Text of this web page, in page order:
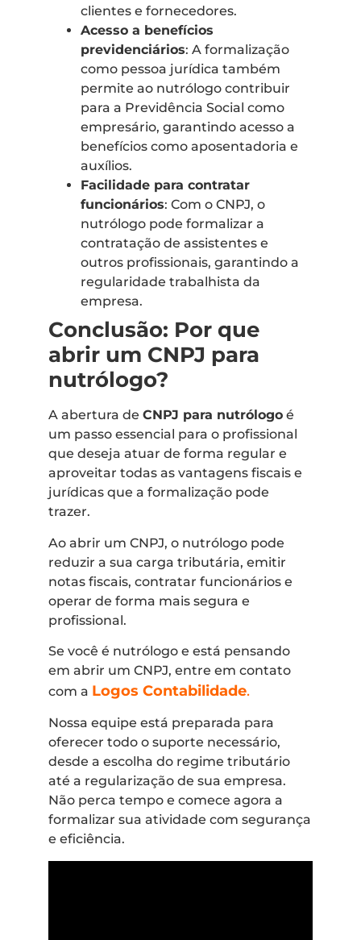
clientes e fornecedores.
Acesso a benefícios
previdenciários: A formalização
como pessoa jurídica também
permite ao nutrólogo contribuir
para a Previdência Social como
empresário, garantindo acesso a
benefícios como aposentadoria e
auxílios.
Facilidade para contratar
funcionários: Com o CNPJ, o
nutrólogo pode formalizar a
contratação de assistentes e
outros profissionais, garantindo a
regularidade trabalhista da
empresa.
Conclusão: Por que
abrir um CNPJ para
nutrólogo?
A abertura de CNPJ para nutrólogo é
um passo essencial para o profissional
que deseja atuar de forma regular e
aproveitar todas as vantagens fiscais e
jurídicas que a formalização pode
trazer.
Ao abrir um CNPJ, o nutrólogo pode
reduzir a sua carga tributária, emitir
notas fiscais, contratar funcionários e
operar de forma mais segura e
profissional.
Se você é nutrólogo e está pensando
em abrir um CNPJ, entre em contato
com a Logos Contabilidade.
Nossa equipe está preparada para
oferecer todo o suporte necessário,
desde a escolha do regime tributário
até a regularização de sua empresa.
Não perca tempo e comece agora a
formalizar sua atividade com segurança
e eficiência.